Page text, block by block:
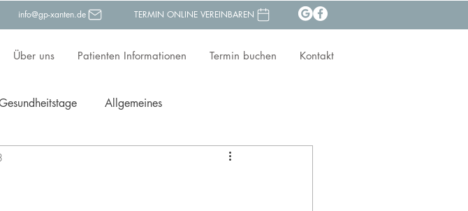
info@gp-xanten.de TERMIN ONLINE VEREINBAREN
Über uns Patienten Informationen Termin buchen Kontakt
Allgemeines